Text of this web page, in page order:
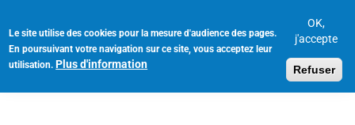
Le site utilise des cookies pour la mesure d'audience des pages.
En poursuivant votre navigation sur ce site, vous acceptez leur
utilisation. Plus d'information
OK,
j'accepte
Refuser
contenu
principal